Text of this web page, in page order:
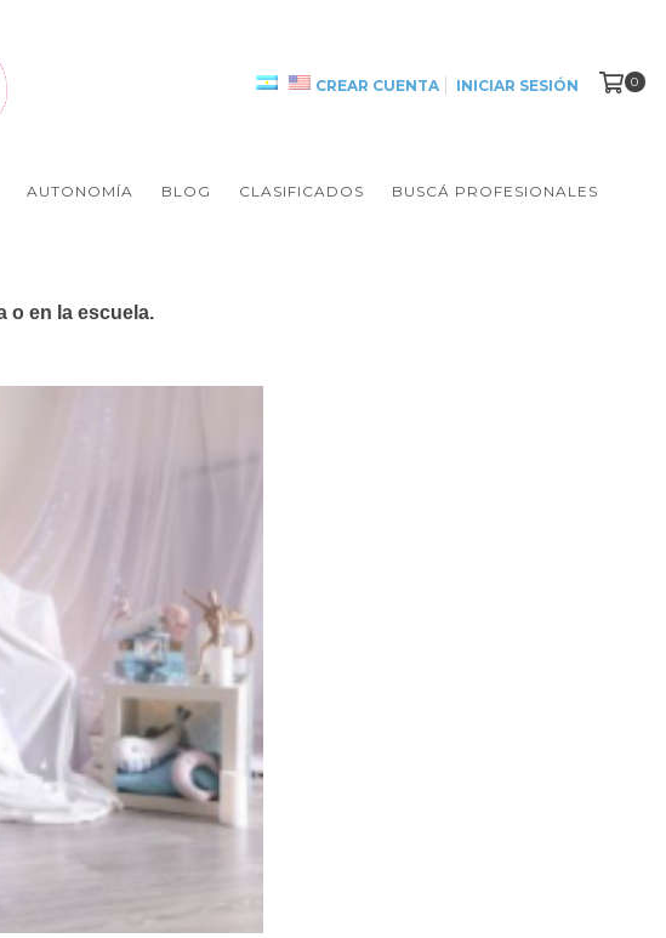
CREAR CUENTA INICIAR SESIÓN 0
AUTONOMÍA BLOG CLASIFICADOS BUSCÁ PROFESIONALES
o en la escuela.